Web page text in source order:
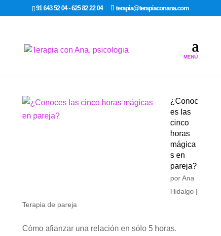
google-site-verification: google7dcda757e565a307.html
91 643 52 04 - 625 82 22 04 terapia@terapiaconana.com
¿Conoc
es las
cinco
horas
mágica
s en
pareja?
porAna
Hidalgo|
Terapia de pareja
Cómo afianzar una relación en sólo 5 horas.